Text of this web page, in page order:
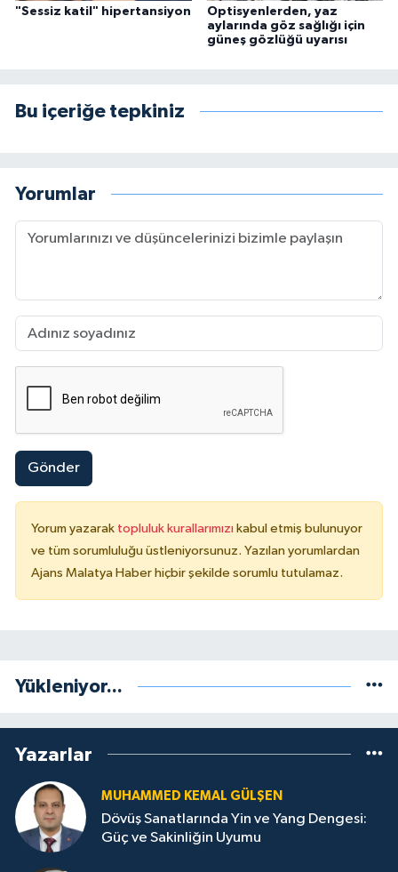
"Sessiz katil" hipertansiyon
Optisyenlerden, yaz
aylarında göz sağlığı için
güneş gözlüğü uyarısı
Bu içeriğe tepkiniz
Yorumlar
Gönder
Yorum yazarak topluluk kurallarımızı kabul etmiş bulunuyor
ve tüm sorumluluğu üstleniyorsunuz. Yazılan yorumlardan
Ajans Malatya Haber hiçbir şekilde sorumlu tutulamaz.
Yükleniyor...
Yazarlar
MUHAMMED KEMAL GÜLŞEN
Dövüş Sanatlarında Yin ve Yang Dengesi:
Güç ve Sakinliğin Uyumu